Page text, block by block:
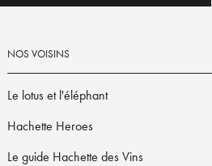
NOS VOISINS
Le lotus et l'éléphant
Hachette Heroes
Le guide Hachette des Vins